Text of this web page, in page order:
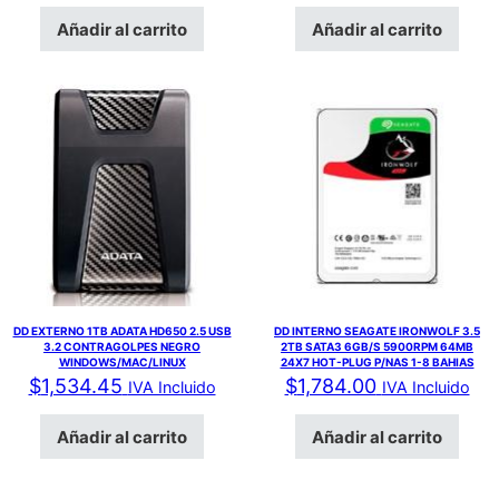
Añadir al carrito Añadir al carrito
DD EXTERNO 1TB ADATA HD650 2.5 USB
3.2 CONTRAGOLPES NEGRO
WINDOWS/MAC/LINUX
$1,534.45 IVA Incluido
Añadir al carrito
DD INTERNO SEAGATE IRONWOLF 3.5
2TB SATA3 6GB/S 5900RPM 64MB
24X7 HOT-PLUG P/NAS 1-8 BAHIAS
$1,784.00 IVA Incluido
Añadir al carrito